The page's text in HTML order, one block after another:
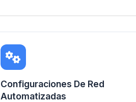
Configuraciones De Red
Automatizadas